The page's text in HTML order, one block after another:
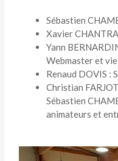
Sébastien
Xavier
Yann
Webmaster et vie
Renaud DOVIS :
Christian
Sébastien
animateurs et